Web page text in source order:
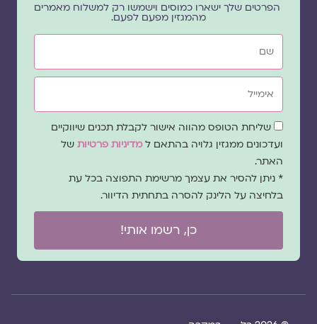
הפרטים שלך ישארו כמוסים וישמשו רק למשלוח מאמרים
מהמגזין מפעם לפעם.
שם
אימייל
שדה
הסכמה
שליחת הטופס מהווה אישור לקבלת תכנים שיווקיים
ועדכונים ממגזין גלויה בהתאם ל מדיניות פרטיותשל
האתר.
* ניתן להסיר את עצמך מרשימת התפוצה בכל עת
בלחיצה על הלינק להסרה בתחתית הדיוור.
כן, רשמו אותי!